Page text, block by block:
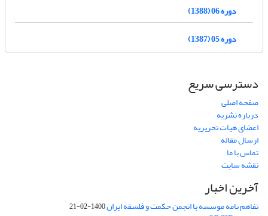
دوره 06 (1388)
دوره 05 (1387)
دسترسی سریع
صفحه اصلی
درباره نشریه
اعضای هیات تحریریه
ارسال مقاله
تماس با ما
نقشه سایت
آخرین اخبار
تفاهم نامه موسسه با انجمن حکمت و فلسفه ایران1400-02-21